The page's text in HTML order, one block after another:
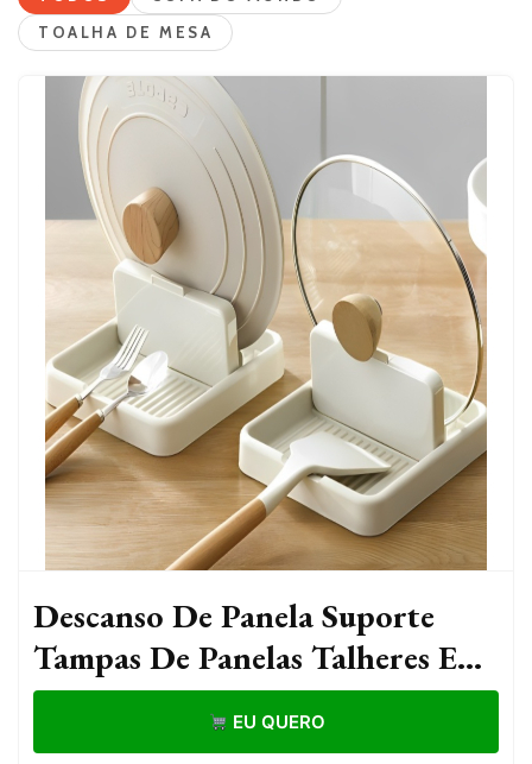
TOALHA DE MESA
Descanso De Panela Suporte
Tampas De Panelas Talheres E
Acessórios Organizador Porta
Tempero Cozinha
EU QUERO